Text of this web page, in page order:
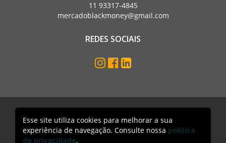
11 93317-4845
mercadoblackmoney@gmail.com
REDES SOCIAIS
Mercado Black Money. Todos os direitos reservados
Acesso lojista
Esse site utiliza cookies para melhorar a sua
experiência de navegação. Consulte nossa política
de privacidade.